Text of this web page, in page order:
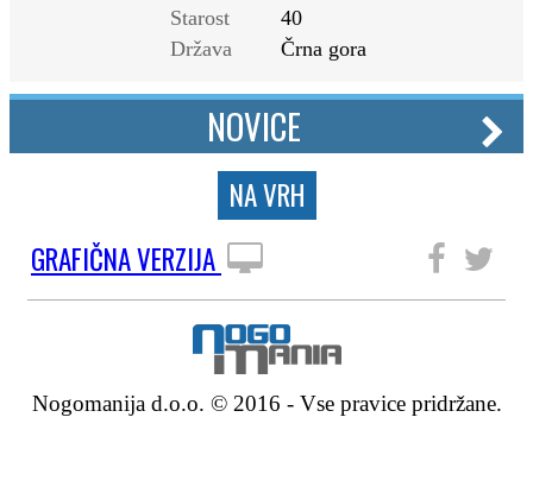
Starost
40
Država
Črna gora
NOVICE
NA VRH
GRAFIČNA VERZIJA
Nogomanija d.o.o. © 2016 - Vse pravice pridržane.